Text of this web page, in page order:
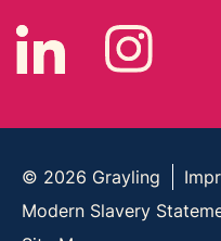
© 2026 Grayling
Modern Slavery